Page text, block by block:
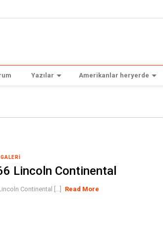
Yazılar Amerikanlar heryerde
Lincoln Continental
Continental [...] Read More